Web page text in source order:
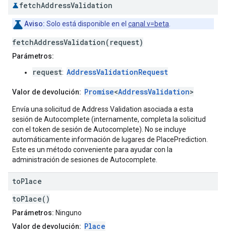
fetchAddressValidation
Aviso: Solo está disponible en el canal v=beta
fetchAddressValidation(request)
Parámetros:
request: AddressValidationRequest
Valor de devolución: Promise<AddressValidation>
Envía una solicitud de Address Validation asociada a esta
sesión de Autocomplete (internamente, completa la solicitud
con el token de sesión de Autocomplete). No se incluye
automáticamente información de lugares de PlacePrediction.
Este es un método conveniente para ayudar con la
administración de sesiones de Autocomplete.
toPlace
toPlace()
Parámetros: Ninguno
Valor de devolución: Place